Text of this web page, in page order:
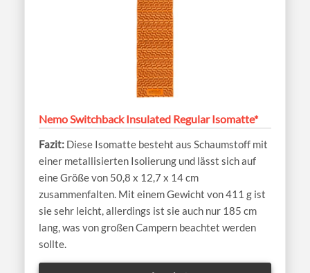
Nemo Switchback Insulated Regular Isomatte*
Diese Isomatte besteht aus Schaumstoff mit
einer metallisierten Isolierung und lässt sich auf
eine Größe von 50,8 x 12,7 x 14 cm
zusammenfalten. Mit einem Gewicht von 411 g ist
sie sehr leicht, allerdings ist sie auch nur 185 cm
lang, was von großen Campern beachtet werden
sollte.